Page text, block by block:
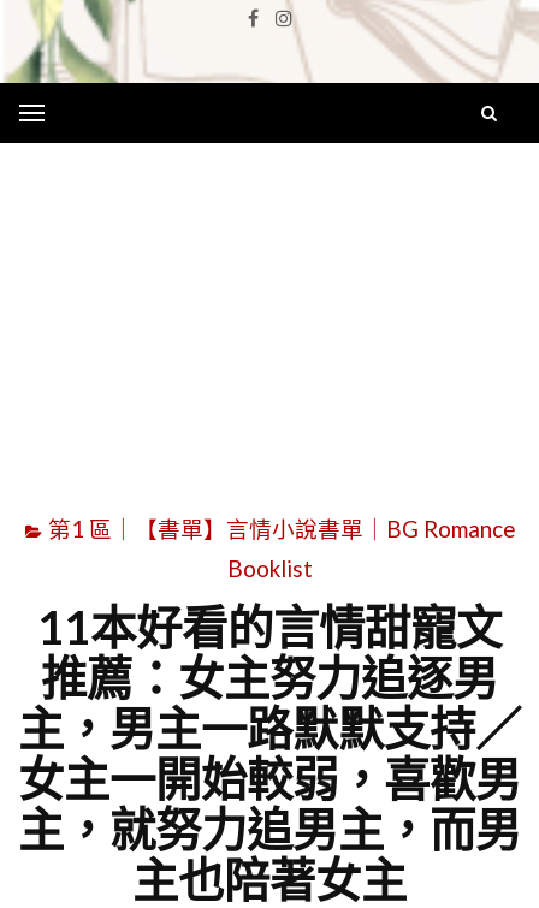
Facebook
Instagram
第1 區｜【書單】言情小說書單｜BG Romance
Booklist
11本好看的言情甜寵文
推薦：女主努力追逐男
主，男主一路默默支持／
女主一開始較弱，喜歡男
主，就努力追男主，而男
主也陪著女主